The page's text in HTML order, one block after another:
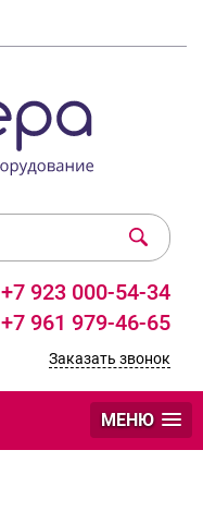
+7 923 000-54-34
+7 961 979-46-65
Заказать звонок
МЕНЮ